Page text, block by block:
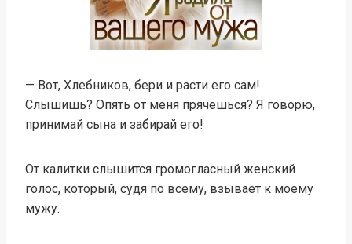
— Вот, Хлебников, бери и расти его сам!
Слышишь? Опять от меня прячешься? Я говорю,
принимай сына и забирай его!
От калитки слышится громогласный женский
голос, который, судя по всему, взывает к моему
мужу.